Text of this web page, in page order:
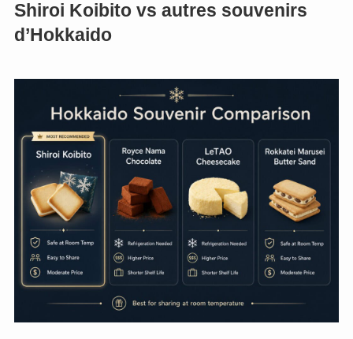
Shiroi Koibito vs autres souvenirs
d’Hokkaido